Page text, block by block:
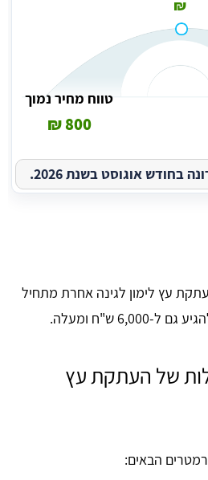
₪
טווח מחיר נמוך
800 ₪
בחודש אוגוסט בשנת 2026.
עץ לימון לגינה אחרת מתחיל
של העתקת עץ
הבאים: